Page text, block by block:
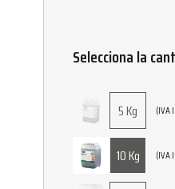
Selecciona la
5 Kg (IVA
10 Kg (IVA